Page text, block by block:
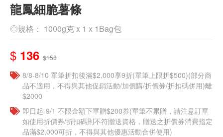
龍鳳細脆薯條
◎規格： 1000g克 x 1 x 1Bag包
$ 136 $158
8/8-8/10 單筆折扣後滿$2,000享9折(單筆上限折$500)(部分商
品不適用，不得與其他促銷活動/加價購/折價券/折扣碼併用)離
$2000
即日起-9/1 不限金額下單贈$200券(單筆不累贈，請注意訂單
如使用折價券/折扣碼則不符贈送資格，贈送之折價券消費指定
品滿$2,000可折，不得與其他優惠活動合併使用)